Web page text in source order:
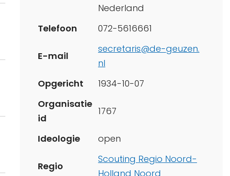
Nederland
Telefoon
072-5616661
E-mail
secretaris@de-geuzen.
nl
Opgericht
1934-10-07
Organisatie
id
1767
Ideologie open
Regio
Scouting Regio Noord-
Holland Noord